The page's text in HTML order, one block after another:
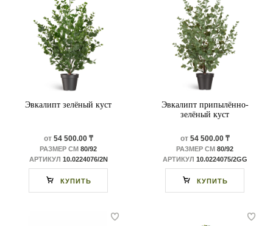
Эвкалипт зелёный куст
от54 500.00 ₸
РАЗМЕР СМ 80/92
АРТИКУЛ 10.0224076/2N
КУПИТЬ
Эвкалипт припылённо-
зелёный куст
от54 500.00 ₸
РАЗМЕР СМ 80/92
АРТИКУЛ 10.0224075/2GG
КУПИТЬ